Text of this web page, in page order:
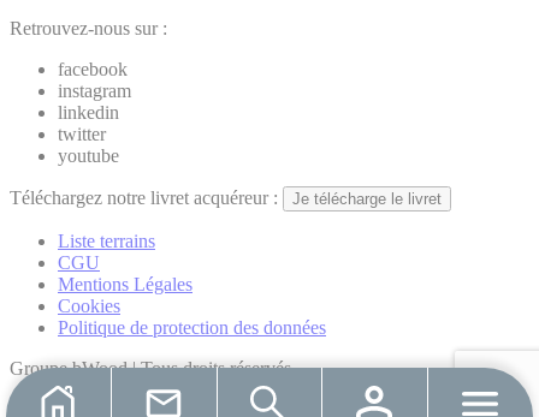
Retrouvez-nous sur :
facebook
instagram
linkedin
twitter
youtube
Téléchargez notre livret acquéreur : Je télécharge le livret
Liste terrains
CGU
Mentions Légales
Cookies
Politique de protection des données
Groupe bWood | Tous droits réservés
Réalisation par
Hiboost